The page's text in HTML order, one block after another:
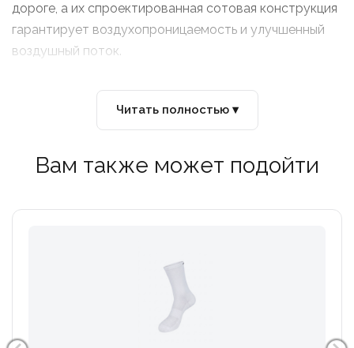
дороге, а их спроектированная сотовая конструкция
гарантирует воздухопроницаемость и улучшенный
воздушный поток.
Читать полностью ▾
Вам также может подойти